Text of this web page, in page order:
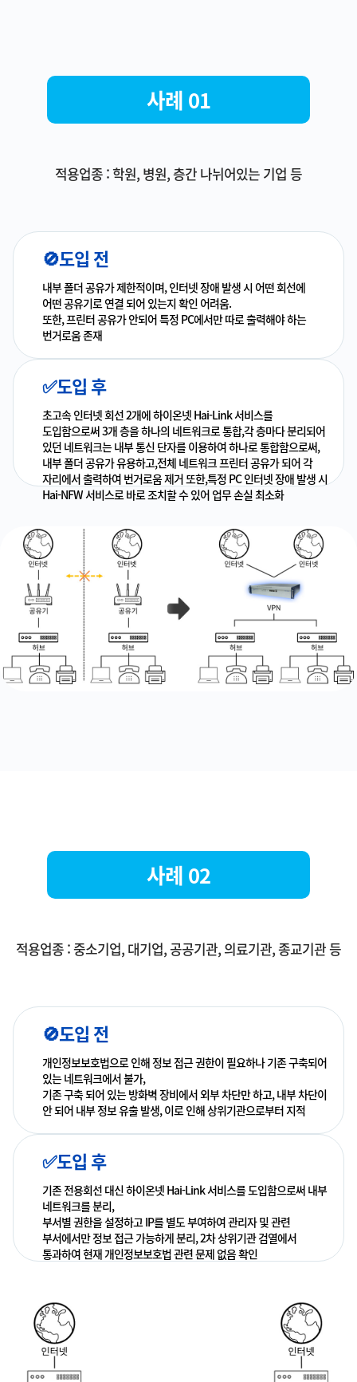
사례 01
적용업종 : 학원, 병원, 층간 나뉘어있는 기업 등
🚫도입 전
내부 폴더 공유가 제한적이며, 인터넷 장애 발생 시 어떤 회선에
어떤 공유기로 연결 되어 있는지 확인 어려움.
또한, 프린터 공유가 안되어 특정 PC에서만 따로 출력해야 하는
번거로움 존재
✅도입 후
초고속 인터넷 회선 2개에 하이온넷 Hai-Link 서비스를
도입함으로써 3개 층을 하나의 네트워크로 통합,각 층마다 분리되어
있던 네트워크는 내부 통신 단자를 이용하여 하나로 통합함으로써,
내부 폴더 공유가 유용하고,전체 네트워크 프린터 공유가 되어 각
자리에서 출력하여 번거로움 제거 또한,특정 PC 인터넷 장애 발생 시
Hai-NFW 서비스로 바로 조치할 수 있어 업무 손실 최소화
사례 02
적용업종 : 중소기업, 대기업, 공공기관, 의료기관, 종교기관 등
🚫도입 전
개인정보보호법으로 인해 정보 접근 권한이 필요하나 기존 구축되어
있는 네트워크에서 불가,
기존 구축 되어 있는 방화벽 장비에서 외부 차단만 하고, 내부 차단이
안 되어 내부 정보 유출 발생, 이로 인해 상위기관으로부터 지적
✅도입 후
기존 전용회선 대신 하이온넷 Hai-Link 서비스를 도입함으로써 내부
네트워크를 분리,
부서별 권한을 설정하고 IP를 별도 부여하여 관리자 및 관련
부서에서만 정보 접근 가능하게 분리, 2차 상위기관 검열에서
통과하여 현재 개인정보보호법 관련 문제 없음 확인